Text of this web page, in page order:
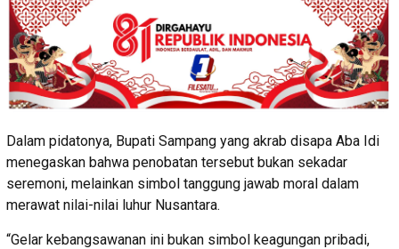
Dalam pidatonya, Bupati Sampang yang akrab disapa Aba Idi
menegaskan bahwa penobatan tersebut bukan sekadar
seremoni, melainkan simbol tanggung jawab moral dalam
merawat nilai-nilai luhur Nusantara.
“Gelar kebangsawanan ini bukan simbol keagungan pribadi,